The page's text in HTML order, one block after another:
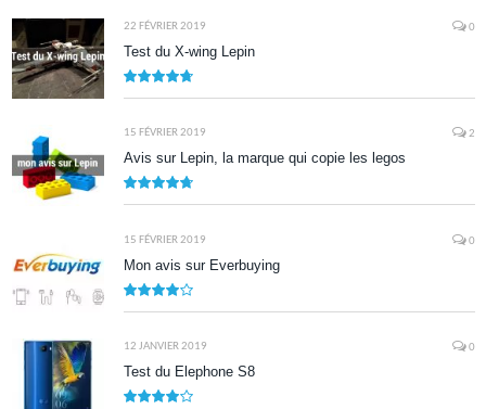
22 FÉVRIER 2019 0
Test du X-wing Lepin
15 FÉVRIER 2019 2
Avis sur Lepin, la marque qui copie les legos
15 FÉVRIER 2019 0
Mon avis sur Everbuying
12 JANVIER 2019 0
Test du Elephone S8